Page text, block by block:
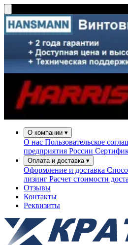
О компании ▾
О нас Пользовательское
предприятия России
Оплата и доставка ▾
Оформление и доставка
лизинг Расчет стоимости
Отзывы
Контакты
Реквизиты